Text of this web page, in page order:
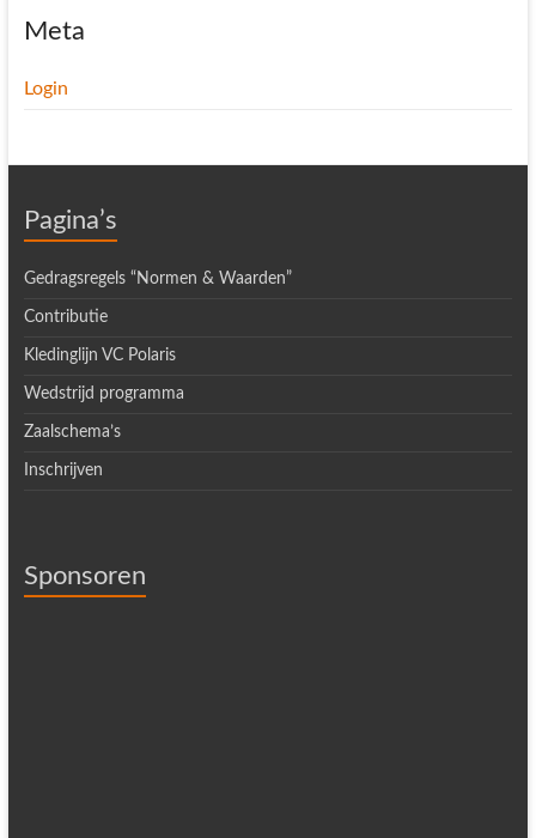
Meta
Login
Pagina’s
Gedragsregels “Normen & Waarden”
Contributie
Kledinglijn VC Polaris
Wedstrijd programma
Zaalschema’s
Inschrijven
Sponsoren